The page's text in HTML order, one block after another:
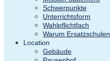
Schwerpunkte
Unterrichtsform
Wahlpflichtfach
Warum Ersatzschulen
Location
Gebäude